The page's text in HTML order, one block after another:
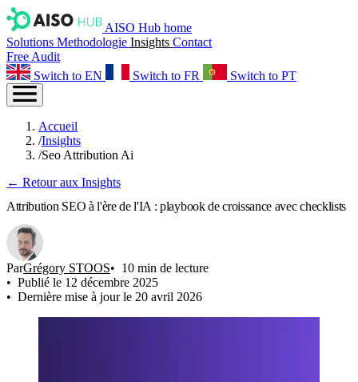
AISO Hub home
Solutions Methodologie Insights Contact
Free Audit
Switch to EN
Switch to FR Switch to PT
Accueil
/Insights
/Seo Attribution Ai
← Retour aux Insights
Attribution SEO à l'ère de l'IA : playbook de croissance avec checklists
ParGrégory STOOS
10 min de lecture
Publié le 12 décembre 2025
Dernière mise à jour le 20 avril 2026